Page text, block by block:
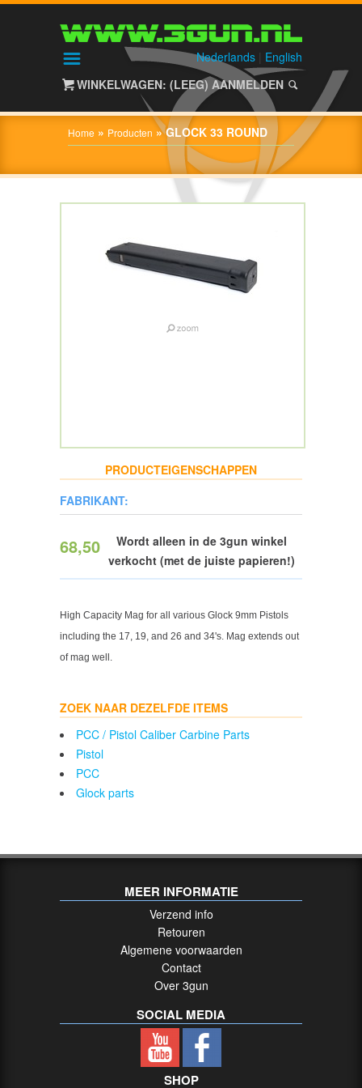
3GUN
CONTACT
Nederlands
English
WINKELWAGEN: (LEEG) AANMELDEN
Home » Producten »GLOCK 33 ROUND
PRODUCTEIGENSCHAPPEN
FABRIKANT
68,50
Wordt alleen in de 3gun winkel
verkocht (met de juiste papieren!)
High Capacity Mag for all various Glock 9mm Pistols
including the 17, 19, and 26 and 34's. Mag extends out
of mag well.
ZOEK NAAR DEZELFDE ITEMS
PCC / Pistol Caliber Carbine Parts
Pistol
PCC
Glock parts
MEER INFORMATIE
Verzend info
Retouren
Algemene voorwaarden
Contact
Over 3gun
SOCIAL MEDIA
SHOP